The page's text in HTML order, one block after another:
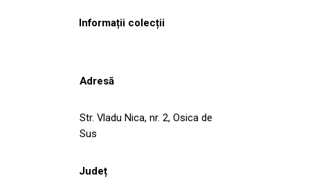
Informații colecții
Adresă
Str. Vladu Nica, nr. 2, Osica de
Sus
Județ